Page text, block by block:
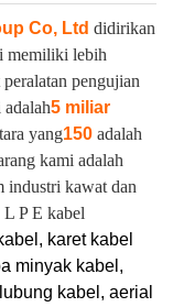
Co, Ltd didirikan
memiliki lebih
peralatan pengujian
5 miliar
yang150 adalah
kami adalah
industri kawat dan
P E kabel
karet kabel
minyak kabel,
kabel, aerial